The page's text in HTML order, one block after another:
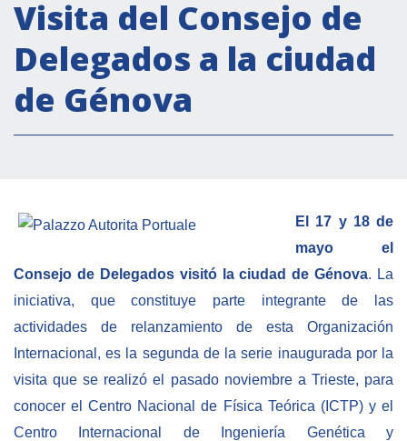
Secretaría Cultural
Secretaría Socioeconómica
Secretaría Técnico-científica
Forum Pymes
género
Partnership
COOPERACIÓN
Patrimonio cultural
Empoderamiento socio-económico
Visita del Consejo de
Delegados a la ciudad
de Génova
El 17 y 18 de
mayo el
Consejo de Delegados visitó la ciudad de Génova. La
iniciativa, que constituye parte integrante de las
actividades de relanzamiento de esta Organización
Internacional, es la segunda de la serie inaugurada por la
visita que se realizó el pasado noviembre a Trieste, para
conocer el Centro Nacional de Física Teórica (ICTP) y el
Centro Internacional de Ingeniería Genética y